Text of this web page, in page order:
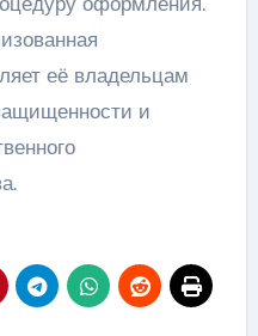
её владельцам
и